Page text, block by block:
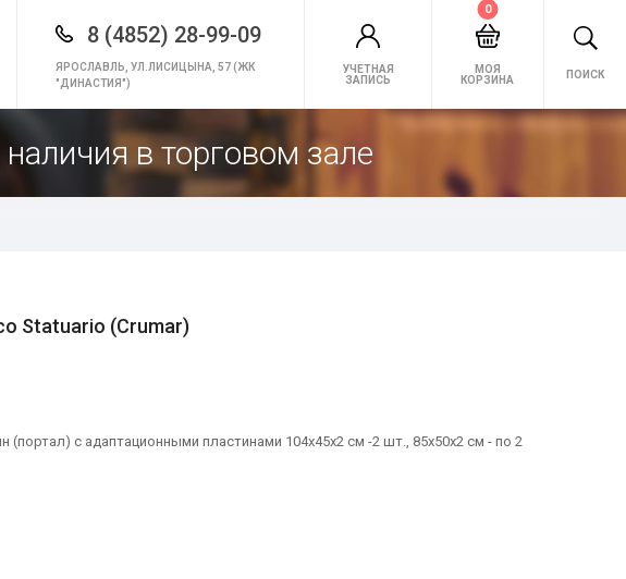
8 (4852) 28-99-09
ЯРОСЛАВЛЬ, УЛ.ЛИСИЦЫНА, 57 (ЖК
"ДИНАСТИЯ")
УЧЕТНАЯ
ЗАПИСЬ
МОЯ
КОРЗИНА
0
ПОИСК
в торговом зале
Statuario (Crumar)
с адаптационными пластинами 104х45х2 см -2 шт., 85х50х2 см - по 2